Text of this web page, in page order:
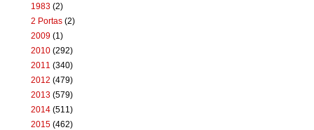
1983 (2)
2 Portas (2)
2009 (1)
2010 (292)
2011 (340)
2012 (479)
2013 (579)
2014 (511)
2015 (462)